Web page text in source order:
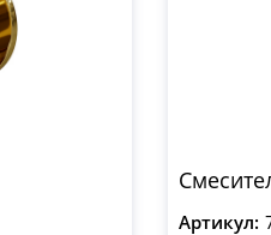
Артикул: